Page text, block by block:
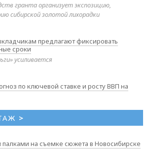
гранта организует экспозицию,
сибирской золотой лихорадки
предлагают фиксировать
сроки
усиливается
по ключевой ставке и росту ВВП на
>
на съемке сюжета в Новосибирске